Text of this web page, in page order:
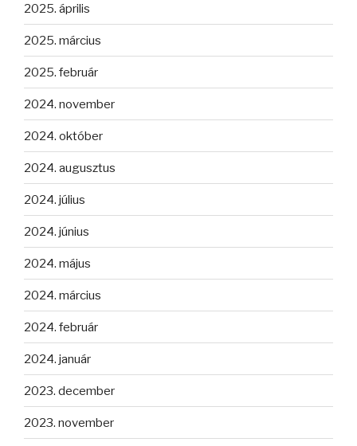
2025. április
2025. március
2025. február
2024. november
2024. október
2024. augusztus
2024. július
2024. június
2024. május
2024. március
2024. február
2024. január
2023. december
2023. november